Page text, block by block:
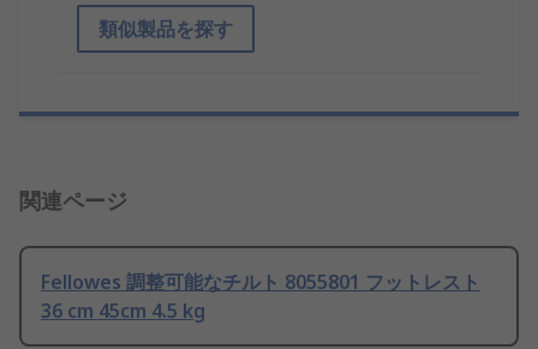
類似製品を探す
関連ページ
Fellowes 調整可能なチルト 8055801 フットレスト
36 cm 45cm 4.5 kg